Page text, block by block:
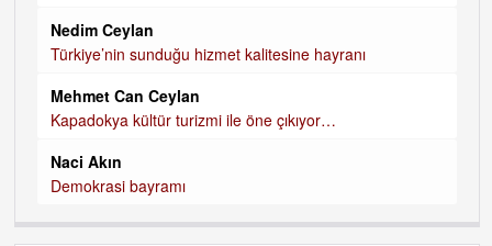
Nedim Ceylan
Türkiye’nin sunduğu hizmet kalitesine hayranı
Mehmet Can Ceylan
Kapadokya kültür turizmi ile öne çıkıyor…
Naci Akın
Demokrasi bayramı